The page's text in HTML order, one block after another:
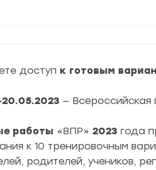
доступ к готовым
—
работы «ВПР» 2023 года
к 10 тренировочным
родителей, учеников,